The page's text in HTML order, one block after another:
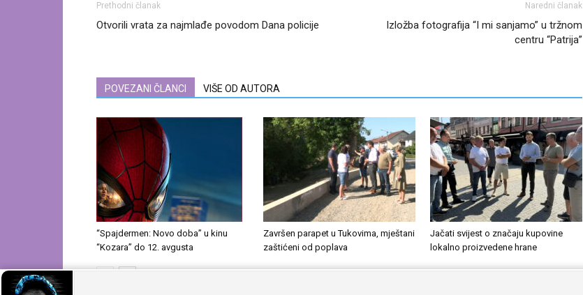
Prethodni članak
Otvorili vrata za najmlađe povodom Dana policije
Naredni članak
Izložba fotografija “I mi sanjamo” u tržnom
centru “Patrija”
POVEZANI ČLANCI VIŠE OD AUTORA
“Spajdermen: Novo doba” u kinu
“Kozara” do 12. avgusta
Završen parapet u Tukovima, mještani
zaštićeni od poplava
Jačati svijest o značaju kupovine
lokalno proizvedene hrane